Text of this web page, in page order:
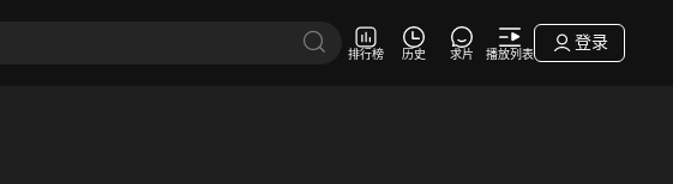
排行榜 历史 求片 播放列表
登录